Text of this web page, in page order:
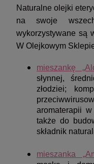
Naturalne olejki
na swoje
wykorzystywane są
W Olejkowym
mieszankę
słynnej,
złodziei;
aromaterapii
także do
składnik
mieszanka